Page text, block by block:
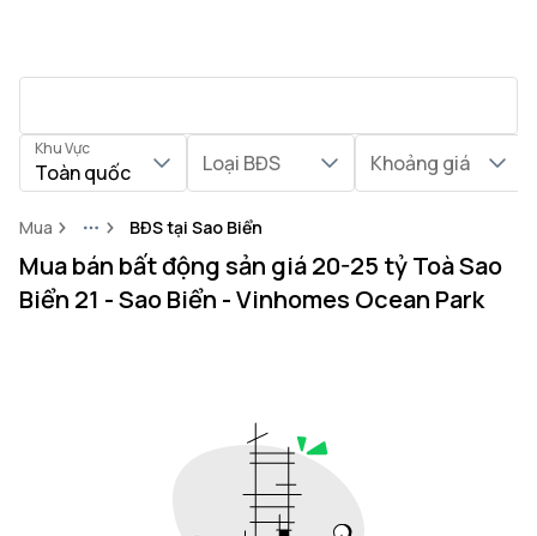
Khu Vực
Toàn quốc Loại BĐS Khoảng giá
Mua MoreBĐS tại Sao Biển
Mua bán bất động sản giá 20-25 tỷ Toà Sao
Biển 21 - Sao Biển - Vinhomes Ocean Park